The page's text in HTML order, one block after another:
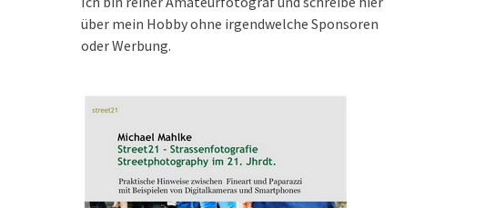
über mein Hobby ohne irgendwelche Sponsoren
oder Werbung.